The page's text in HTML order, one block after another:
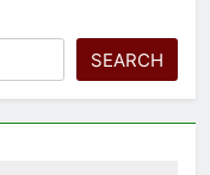
SEARCH